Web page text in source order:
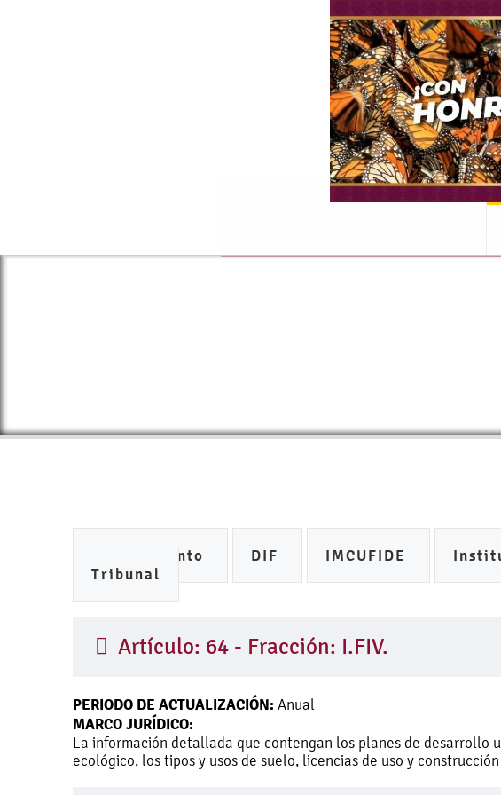
Accede a toda la
Ayuntamiento DIF IMCUFIDE
Tribunal
Artículo: 64 - Fracción: I.FIV.
PERIODO DE ACTUALIZACIÓN: Anual
MARCO JURÍDICO:
La información detallada que contengan los planes de desarrollo
ecológico, los tipos y usos de suelo, licencias de uso y